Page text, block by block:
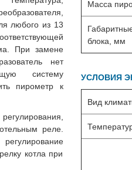
любого из 13
При замене
нет
систему
пирометр к
реле.
котла при
Масса
блока, мм
УСЛОВИЯ
Вид